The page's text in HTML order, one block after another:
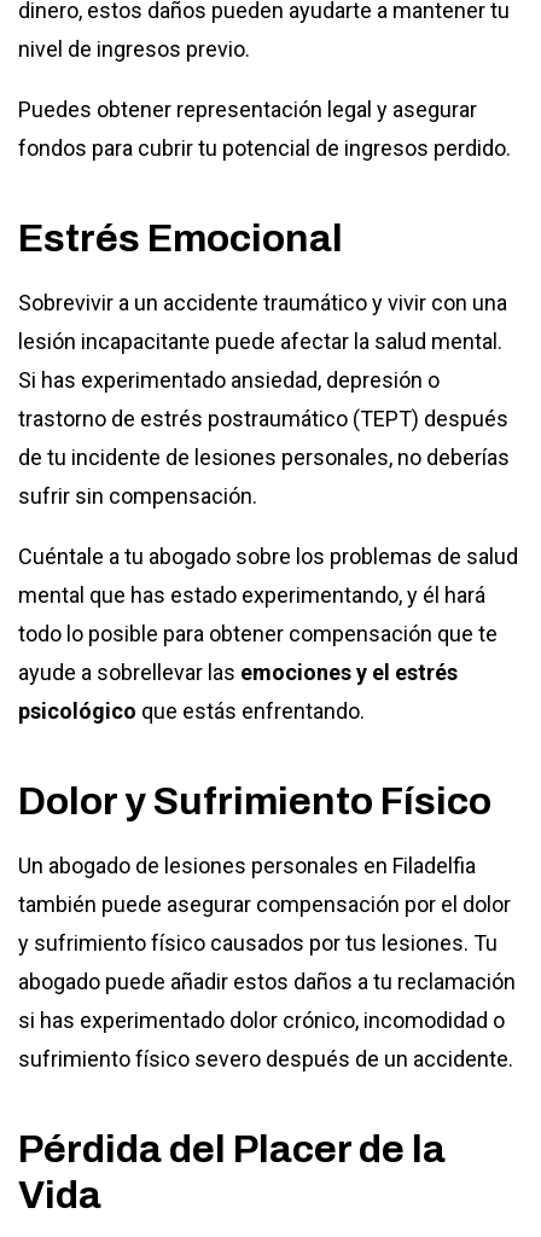
dinero, estos daños pueden ayudarte a mantener tu
nivel de ingresos previo.
Puedes obtener representación legal y asegurar
fondos para cubrir tu potencial de ingresos perdido.
Estrés Emocional
Sobrevivir a un accidente traumático y vivir con una
lesión incapacitante puede afectar la salud mental.
Si has experimentado ansiedad, depresión o
trastorno de estrés postraumático (TEPT) después
de tu incidente de lesiones personales, no deberías
sufrir sin compensación.
Cuéntale a tu abogado sobre los problemas de salud
mental que has estado experimentando, y él hará
todo lo posible para obtener compensación que te
ayude a sobrellevar las emociones y el estrés
psicológico que estás enfrentando.
Dolor y Sufrimiento Físico
Un abogado de lesiones personales en Filadelfia
también puede asegurar compensación por el dolor
y sufrimiento físico causados por tus lesiones. Tu
abogado puede añadir estos daños a tu reclamación
si has experimentado dolor crónico, incomodidad o
sufrimiento físico severo después de un accidente.
Pérdida del Placer de la
Vida